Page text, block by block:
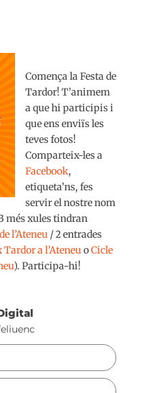
Comença la Festa de
Tardor! T’animem
a que hi participis i
que ens enviïs les
teves fotos!
Comparteix-les a
Facebook,
etiqueta’ns, fes
servir el nostre nom
més xules tindran
l’Ateneu/ 2 entrades
a l’AteneuoCicle
). Participa-hi!